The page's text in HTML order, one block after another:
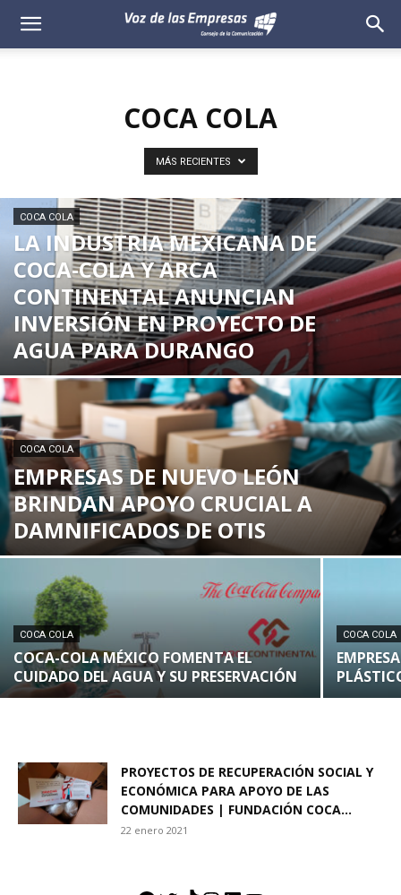
Voz
COCA COLA
MÁS RECIENTES
COCA COLA
LA INDUSTRIA MEXICANA DE
COCA-COLA Y ARCA
CONTINENTAL ANUNCIAN
INVERSIÓN EN PROYECTO DE
AGUA PARA DURANGO
COCA COLA
EMPRESAS DE NUEVO LEÓN
BRINDAN APOYO CRUCIAL A
DAMNIFICADOS DE OTIS
COCA COLA
COCA-COLA MÉXICO FOMENTA EL
CUIDADO DEL AGUA Y SU PRESERVACIÓN
COCA COLA
PROYECTOS DE RECUPERACIÓN SOCIAL Y
ECONÓMICA PARA APOYO DE LAS
COMUNIDADES | FUNDACIÓN COCA...
22 enero 2021